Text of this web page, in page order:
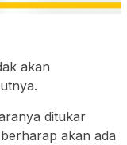
akan
ditukar
akan ada